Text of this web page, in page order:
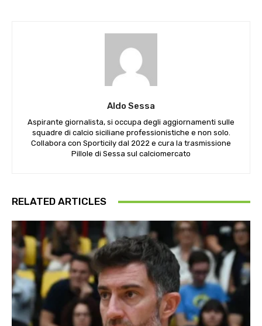
Aldo Sessa
Aspirante giornalista, si occupa degli aggiornamenti sulle
squadre di calcio siciliane professionistiche e non solo.
Collabora con Sporticily dal 2022 e cura la trasmissione
Pillole di Sessa sul calciomercato
RELATED ARTICLES